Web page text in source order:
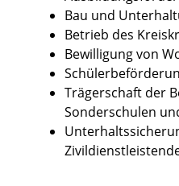
Bau und
Betrieb des
Bewilligung von
Trägerschaft der
Sonderschulen